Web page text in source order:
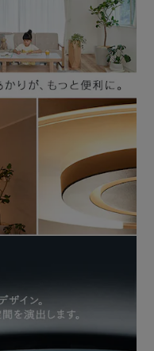
パネル灯・センター灯
でき、幅広いあかりの
がより美しく、自然に見
好ましいとされていま
さはそのままに、高い省
な節電に。
らに省エネ！